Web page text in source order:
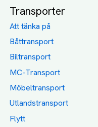
Transporter
Att tänka på
Båttransport
Biltransport
MC-Transport
Möbeltransport
Utlandstransport
Flytt